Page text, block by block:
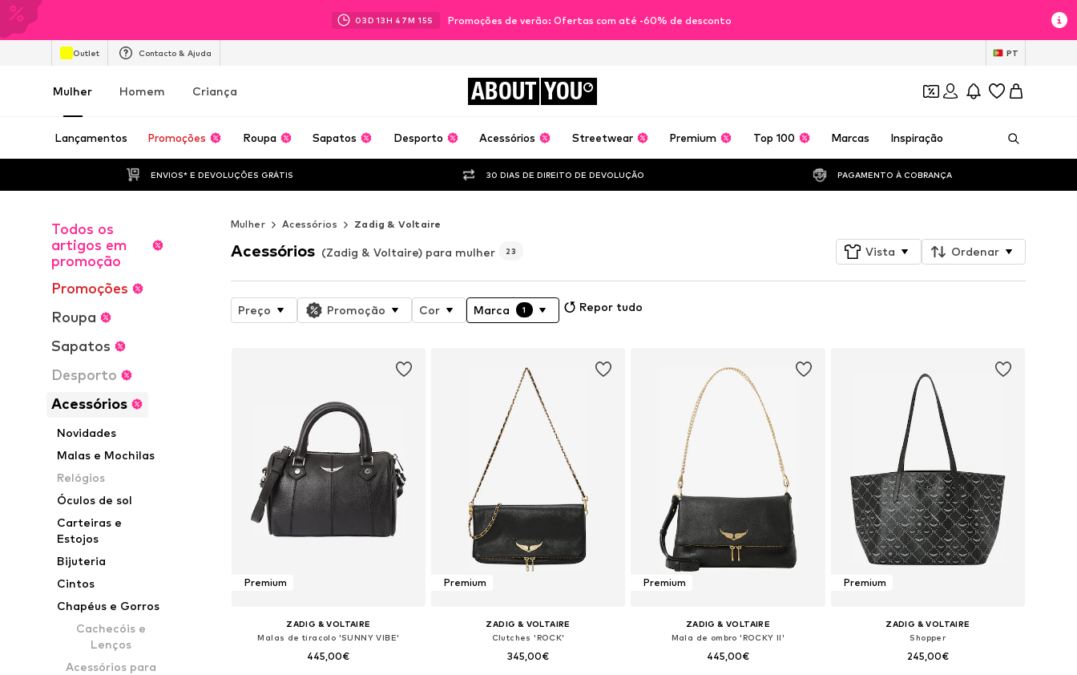
03D 13H 47M 13S Promoções de verão: Ofertas com até -60% de desconto
Outlet Contacto & Ajuda PT
Mulher Homem Criança ABOUT YOU
Lançamentos Promoções Roupa Sapatos Desporto Acessórios Streetwear Premium Top 100 Marcas Inspiração
ENVIOS* E DEVOLUÇÕES GRÁTIS 30 DIAS DE DIREITO DE DEVOLUÇÃO PAGAMENTO À COBRANÇA
Todos os
artigos em
promoção
Promoções
Roupa
Sapatos
Desporto
Acessórios
Novidades
Malas e Mochilas
Relógios
Óculos de sol
Carteiras e
Estojos
Bijuteria
Cintos
Chapéus e Gorros
Cachecóis e
Lenços
Acessórios para
Mulher Acessórios Zadig & Voltaire
Acessórios (Zadig & Voltaire) para mulher 23 Vista Ordenar
Preço Promoção Cor Marca 1 Repor tudo
Premium
ZADIG & VOLTAIRE
Malas de tiracolo 'SUNNY VIBE'
445,00€
Premium
ZADIG & VOLTAIRE
Clutches 'ROCK'
345,00€
Premium
ZADIG & VOLTAIRE
Mala de ombro 'ROCKY II'
445,00€
Premium
ZADIG & VOLTAIRE
Shopper
245,00€